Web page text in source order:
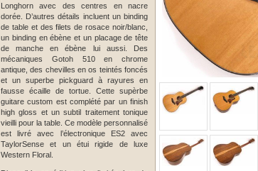
Longhorn avec des centres en nacre
dorée. D’autres détails incluent un binding
de table et des filets de rosace noir/blanc,
un binding en ébène et un placage de tête
de manche en ébène lui aussi. Des
mécaniques Gotoh 510 en chrome
antique, des chevilles en os teintés foncés
et un superbe pickguard à rayures en
fausse écaille de tortue. Cette supèrbe
guitare custom est complété par un finish
high gloss et un subtil traitement tonique
vieilli pour la table. Ce modèle personnalisé
est livré avec l’électronique ES2 avec
TaylorSense et un étui rigide de luxe
Western Floral.